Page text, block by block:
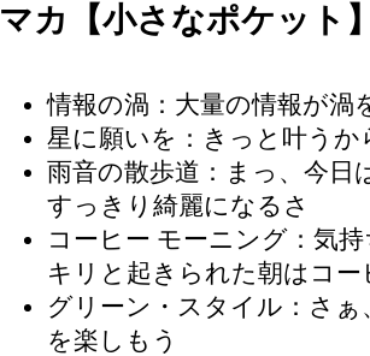
マカ【小さなポケット
情報の渦：大量の情報が渦
星に願いを：きっと叶う
雨音の散歩道 ：まっ、今
すっきり綺麗になるさ
コーヒー モーニング ：気
キリと起きられた朝はコ
グリーン・スタイル：さ
を楽しもう